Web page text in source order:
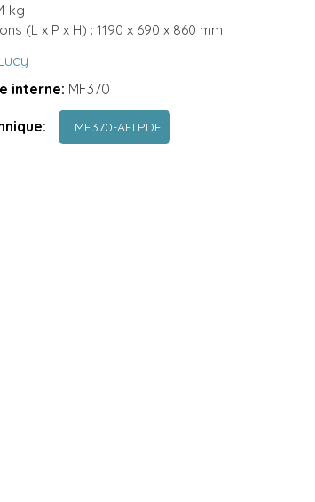
kg
(L x P x H) : 1190 x 690 x 860 mm
interne: MF370
MF370-AFI.PDF